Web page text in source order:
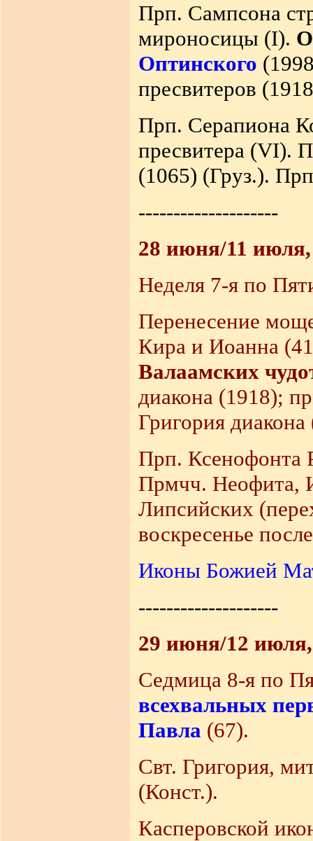
Прп. Сампсона
мироносицы (I).
Оптинского
пресвитеров
Прп. Серапиона
пресвитера (VI).
(1065) (Груз.).
--------------------
28 июня/11 июля,
Неделя 7-я по
Перенесение
Кира и Иоанна
Валаамских
диакона (1918);
Григория
Прп. Ксенофонта
Прмчч. Неофита,
Липсийских
воскресенье
Иконы Божией
--------------------
29 июня/12
Седмица 8-я по
всехвальных
Павла (67).
Свт. Григория,
(Конст.).
Касперовской